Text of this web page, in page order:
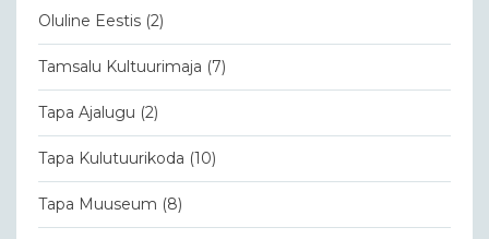
Oluline Eestis (2)
Tamsalu Kultuurimaja (7)
Tapa Ajalugu (2)
Tapa Kulutuurikoda (10)
Tapa Muuseum (8)